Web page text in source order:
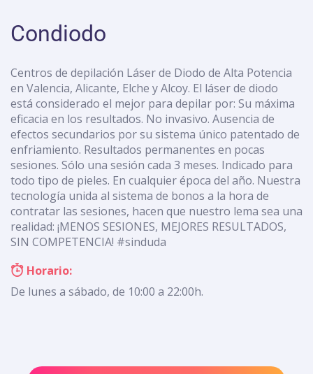
Condiodo
Centros de depilación Láser de Diodo de Alta Potencia
en Valencia, Alicante, Elche y Alcoy. El láser de diodo
está considerado el mejor para depilar por: Su máxima
eficacia en los resultados. No invasivo. Ausencia de
efectos secundarios por su sistema único patentado de
enfriamiento. Resultados permanentes en pocas
sesiones. Sólo una sesión cada 3 meses. Indicado para
todo tipo de pieles. En cualquier época del año. Nuestra
tecnología unida al sistema de bonos a la hora de
contratar las sesiones, hacen que nuestro lema sea una
realidad: ¡MENOS SESIONES, MEJORES RESULTADOS,
SIN COMPETENCIA! #sinduda
Horario:
De lunes a sábado, de 10:00 a 22:00h.